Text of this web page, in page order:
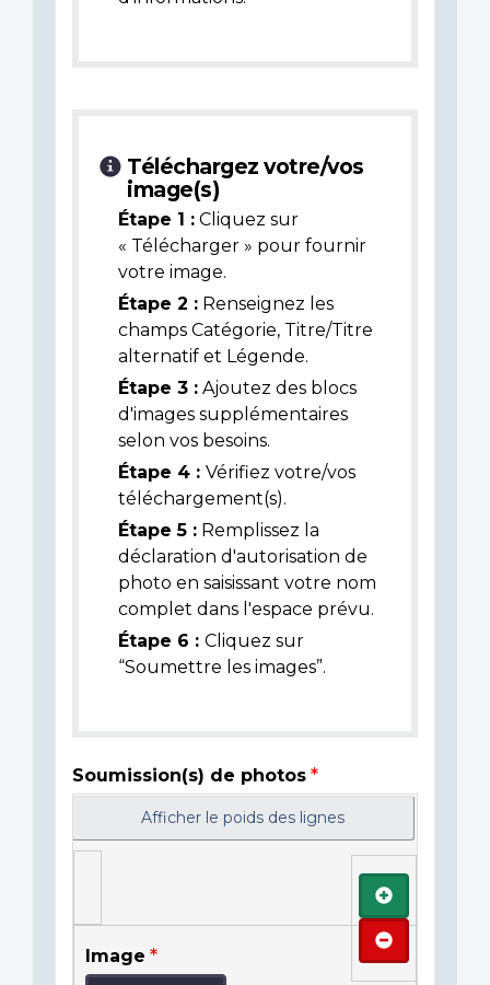
Téléchargez votre/vos
image(s)
Étape 1 : Cliquez sur
« Télécharger » pour fournir
votre image.
Étape 2 : Renseignez les
champs Catégorie, Titre/Titre
alternatif et Légende.
Étape 3 : Ajoutez des blocs
d'images supplémentaires
selon vos besoins.
Étape 4 : Vérifiez votre/vos
téléchargement(s).
Étape 5 : Remplissez la
déclaration d'autorisation de
photo en saisissant votre nom
complet dans l'espace prévu.
Étape 6 : Cliquez sur
“Soumettre les images”.
Soumission(s) de photos
Afficher le poids des lignes
Image
Ajouter
Retirer